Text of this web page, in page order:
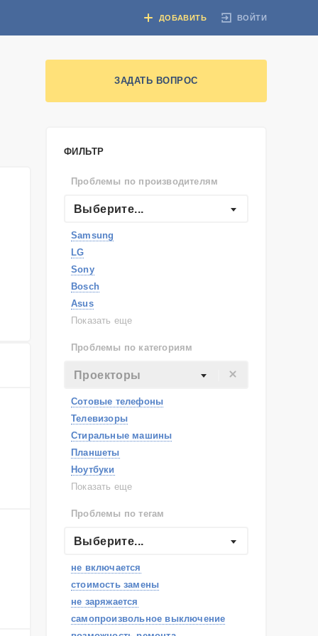
ВОЙТИ
ДОБАВИТЬ
ЗАДАТЬ ВОПРОС
ФИЛЬТР
Проблемы по производителям
Выберите...
Samsung
LG
Sony
Bosch
Asus
Lenovo
Apple
Indesit
Показать еще
Проблемы по категориям
Проекторы
Сотовые телефоны
Телевизоры
Стиральные машины
Планшеты
Ноутбуки
Холодильники
Посудомоечные машины
Наушники
Показать еще
Проблемы по тегам
Выберите...
не включается
стоимость замены
не заряжается
самопроизвольное выключение